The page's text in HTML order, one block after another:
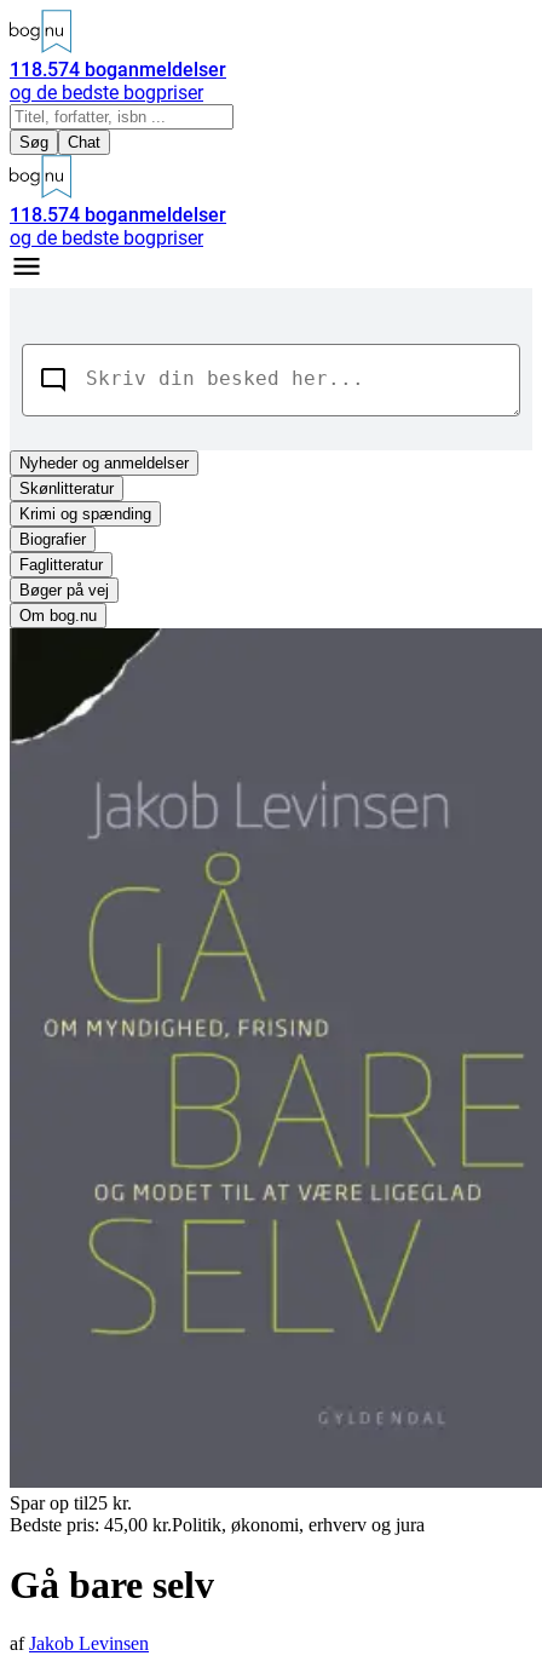
118.574 boganmeldelser
og de bedste bogpriser
Søg Chat
118.574 boganmeldelser
og de bedste bogpriser
Nyhederog anmeldelser
Skønlitteratur
Krimi og spænding
Biografier
Faglitteratur
Bøger på vej
Om bog.nu
Spar op til25 kr.
Bedste pris: 45,00 kr.Politik, økonomi, erhverv og jura
Gå bare selv
afJakob Levinsen